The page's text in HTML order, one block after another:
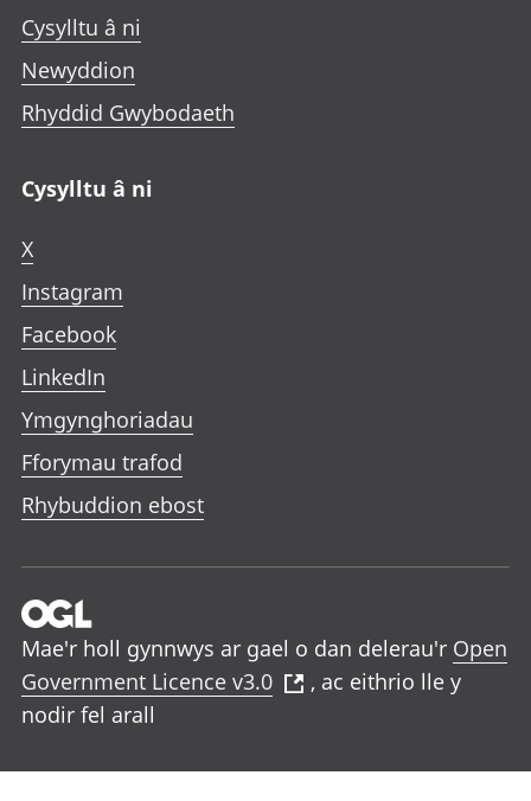
Cysylltu â ni
Newyddion
Rhyddid Gwybodaeth
Cysylltu â ni
X
Instagram
Facebook
LinkedIn
Ymgynghoriadau
Fforymau trafod
Rhybuddion ebost
Mae'r holl gynnwys ar gael o dan delerau'r Open
Government Licence v3.0
, ac eithrio lle y
nodir fel arall